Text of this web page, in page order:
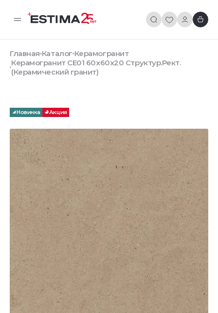
Главная Каталог Керамогранит
Керамогранит CE01 60x60x20 Структур.Рект.
(Керамический гранит)
Новинка Акция